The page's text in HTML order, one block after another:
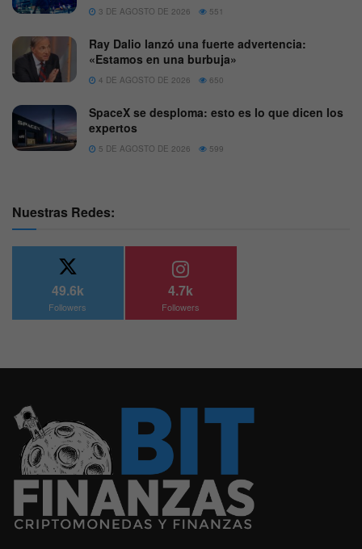
3 DE AGOSTO DE 2026 551
Ray Dalio lanzó una fuerte advertencia:
«Estamos en una burbuja»
4 DE AGOSTO DE 2026 650
SpaceX se desploma: esto es lo que dicen los
expertos
5 DE AGOSTO DE 2026 599
Nuestras Redes:
49.6k
Followers
4.7k
Followers